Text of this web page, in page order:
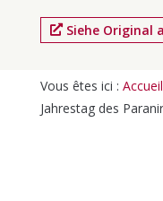
Siehe Original
Vous êtes ici : Accueil
Jahrestag des